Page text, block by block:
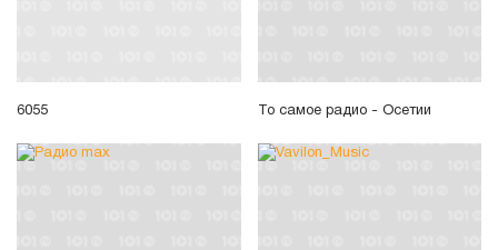
6055 То самое радио - Осетии